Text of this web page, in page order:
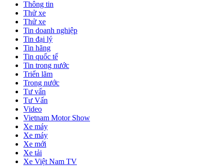
Thông tin
Thử xe
Thử xe
Tin doanh nghiệp
Tin đại lý
Tin hãng
Tin quốc tế
Tin trong nước
Triển lãm
Trong nước
Tư vấn
Tư Vấn
Video
Vietnam Motor Show
Xe máy
Xe máy
Xe mới
Xe tải
Xe Việt Nam TV